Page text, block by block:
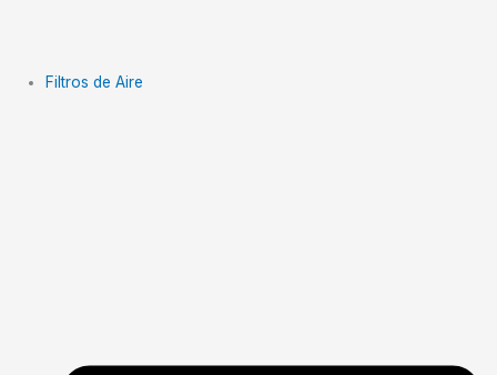
Filtros de Aire